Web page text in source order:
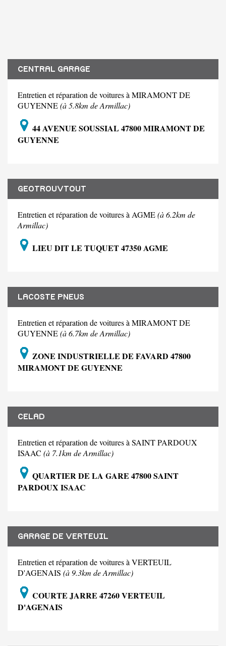
CENTRAL GARAGE
Entretien et réparation de voitures à MIRAMONT DE
GUYENNE(à 5.8km de Armillac)
44 AVENUE SOUSSIAL 47800 MIRAMONT DE
GUYENNE
GEOTROUVTOUT
Entretien et réparation de voitures à AGME(à 6.2km de
Armillac)
LIEU DIT LE TUQUET 47350 AGME
LACOSTE PNEUS
Entretien et réparation de voitures à MIRAMONT DE
GUYENNE(à 6.7km de Armillac)
ZONE INDUSTRIELLE DE FAVARD 47800
MIRAMONT DE GUYENNE
CELAD
Entretien et réparation de voitures à SAINT PARDOUX
ISAAC (à 7.1km de Armillac)
QUARTIER DE LA GARE 47800 SAINT
PARDOUX ISAAC
GARAGE DE VERTEUIL
Entretien et réparation de voitures à VERTEUIL
D'AGENAIS (à 9.3km de Armillac)
COURTE JARRE 47260 VERTEUIL
D'AGENAIS